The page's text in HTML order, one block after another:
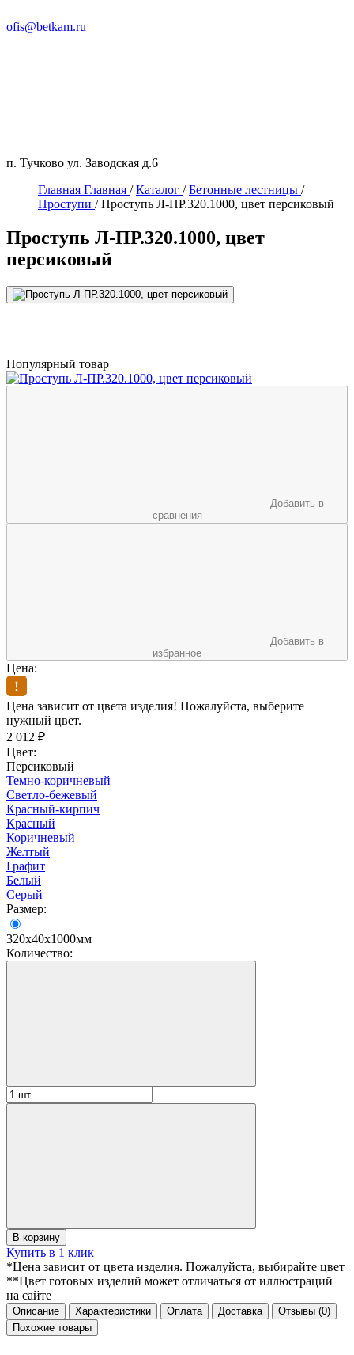
ofis@betkam.ru
п. Тучково ул. Заводская д.6
Главная Главная / Каталог / Бетонные лестницы /
Проступи / Проступь Л-ПР.320.1000, цвет персиковый
Проступь Л-ПР.320.1000, цвет
персиковый
Популярный товар
Добавить в
сравнения
Добавить в
избранное
Цена:
Цена зависит от цвета изделия! Пожалуйста, выберите
нужный цвет.
2 012 ₽
Цвет:
Персиковый
Темно-коричневый
Светло-бежевый
Красный-кирпич
Красный
Коричневый
Желтый
Графит
Белый
Серый
Размер:
320х40х1000мм
Количество:
В корзину
Купить в 1 клик
*Цена зависит от цвета изделия. Пожалуйста, выбирайте цвет
**Цвет готовых изделий может отличаться от иллюстраций
на сайте
Описание Характеристики Оплата Доставка Отзывы (0)
Похожие товары